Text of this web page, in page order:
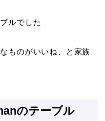
ルでした
ものがいいね、と家族
のテーブル